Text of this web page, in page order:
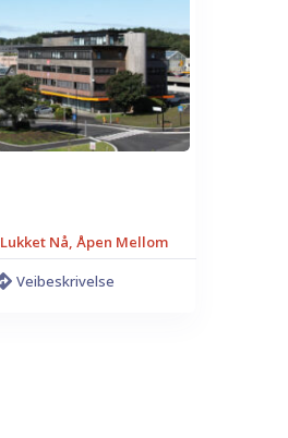
Lukket Nå, Åpen Mellom
Veibeskrivelse